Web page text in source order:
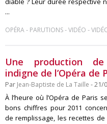
...
OPÉRA- PARUTIONS-VIDÉO -
Une production
indigne de l’Opéra de
Par Jean-Baptiste de La Taille - 21/
À l’heure où l’Opéra de Paris
bons chiffres pour 2011
de remplissage, les recettes